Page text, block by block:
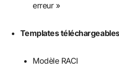
erreur »
Templates
Modèle RACI